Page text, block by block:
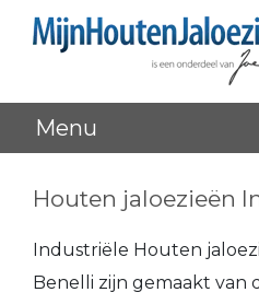
Menu
Houten jaloezieën
Industriële Houten
Benelli zijn gemaakt van